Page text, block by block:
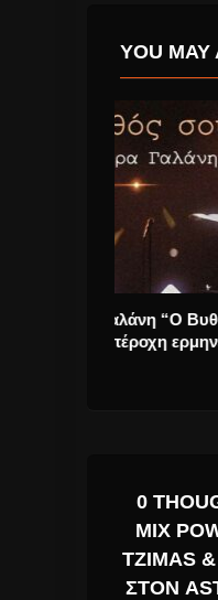
YOU MAY
Συνεργασία
Ελευθερίου
0
MIX
TZIMAS
ΣΤΟΝ